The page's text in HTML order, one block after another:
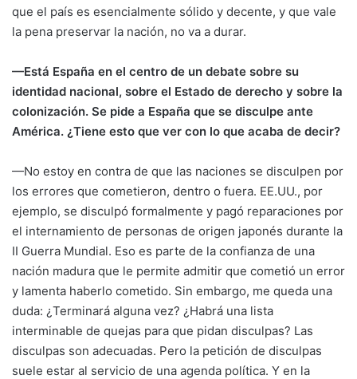
que el país es esencialmente sólido y decente, y que vale
la pena preservar la nación, no va a durar.
—Está España en el centro de un debate sobre su
identidad nacional, sobre el Estado de derecho y sobre la
colonización. Se pide a España que se disculpe ante
América. ¿Tiene esto que ver con lo que acaba de decir?
—No estoy en contra de que las naciones se disculpen por
los errores que cometieron, dentro o fuera. EE.UU., por
ejemplo, se disculpó formalmente y pagó reparaciones por
el internamiento de personas de origen japonés durante la
II Guerra Mundial. Eso es parte de la confianza de una
nación madura que le permite admitir que cometió un error
y lamenta haberlo cometido. Sin embargo, me queda una
duda: ¿Terminará alguna vez? ¿Habrá una lista
interminable de quejas para que pidan disculpas? Las
disculpas son adecuadas. Pero la petición de disculpas
suele estar al servicio de una agenda política. Y en la